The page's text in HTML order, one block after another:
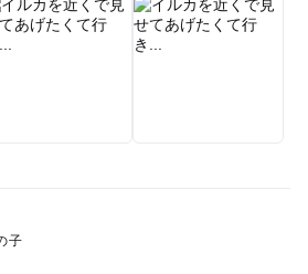
ートの一つとして組み込むとちょう
子